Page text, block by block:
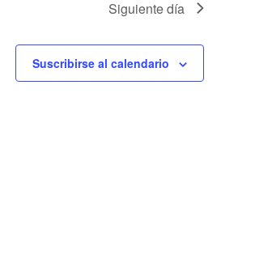
Siguiente día
Suscribirse al calendario